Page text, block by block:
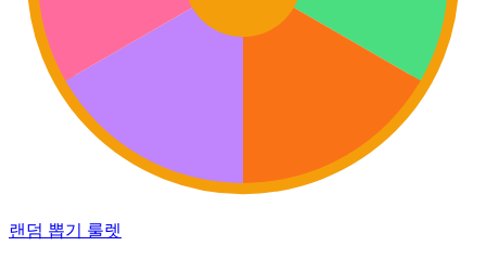
랜덤 뽑기 룰렛